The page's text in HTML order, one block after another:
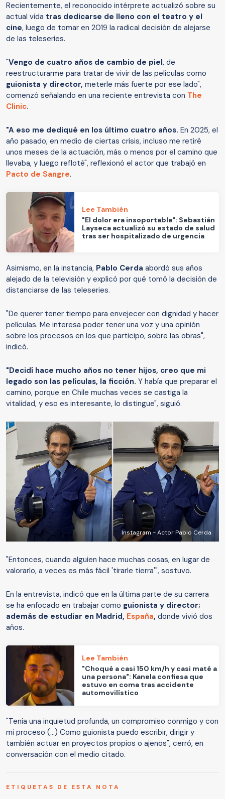
Recientemente, el reconocido intérprete actualizó sobre su
actual vida tras dedicarse de lleno con el teatro y el
cine, luego de tomar en 2019 la radical decisión de alejarse
de las teleseries.
"Vengo de cuatro años de cambio de piel, de
reestructurarme para tratar de vivir de las películas como
guionista y director, meterle más fuerte por ese lado",
comenzó señalando en una reciente entrevista con The
Clinic.
"A eso me dediqué en los último cuatro años. En 2025, el
año pasado, en medio de ciertas crisis, incluso me retiré
unos meses de la actuación, más o menos por el camino que
llevaba, y luego refloté", reflexionó el actor que trabajó en
Pacto de Sangre.
Lee También
"El dolor era insoportable": Sebastián
Layseca actualizó su estado de salud
tras ser hospitalizado de urgencia
Asimismo, en la instancia, Pablo Cerda abordó sus años
alejado de la televisión y explicó por qué tomó la decisión de
distanciarse de las teleseries.
"De querer tener tiempo para envejecer con dignidad y hacer
películas. Me interesa poder tener una voz y una opinión
sobre los procesos en los que participo, sobre las obras",
indicó.
"Decidí hace mucho años no tener hijos, creo que mi
legado son las películas, la ficción. Y había que preparar el
camino, porque en Chile muchas veces se castiga la
vitalidad, y eso es interesante, lo distingue", siguió.
Instagram - Actor Pablo Cerda
"Entonces, cuando alguien hace muchas cosas, en lugar de
valorarlo, a veces es más fácil 'tirarle tierra'", sostuvo.
En la entrevista, indicó que en la última parte de su carrera
se ha enfocado en trabajar como guionista y director;
además de estudiar en Madrid, España, donde vivió dos
años.
Lee También
"Choqué a casi 150 km/h y casi maté a
una persona": Kanela confiesa que
estuvo en coma tras accidente
automovilístico
"Tenía una inquietud profunda, un compromiso conmigo y con
mi proceso (...) Como guionista puedo escribir, dirigir y
también actuar en proyectos propios o ajenos", cerró, en
conversación con el medio citado.
ETIQUETAS DE ESTA NOTA